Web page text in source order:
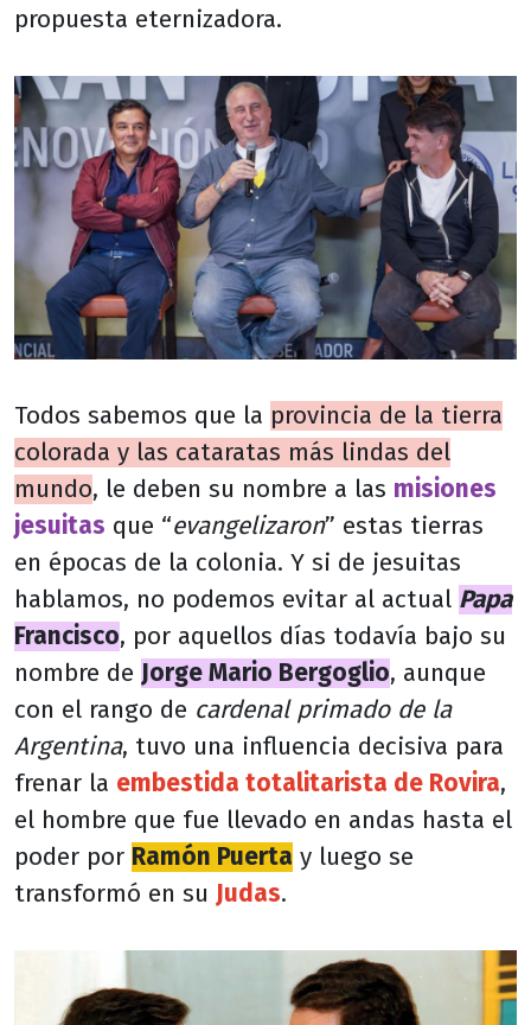
propuesta eternizadora.
Todos sabemos que la provincia de la tierra
colorada y las cataratas más lindas del
mundo, le deben su nombre a las misiones
jesuitas que “evangelizaron” estas tierras
en épocas de la colonia. Y si de jesuitas
hablamos, no podemos evitar al actual Papa
Francisco, por aquellos días todavía bajo su
nombre de Jorge Mario Bergoglio, aunque
con el rango de cardenal primado de la
Argentina, tuvo una influencia decisiva para
frenar la embestida totalitarista de Rovira,
el hombre que fue llevado en andas hasta el
poder por Ramón Puerta y luego se
transformó en su Judas.